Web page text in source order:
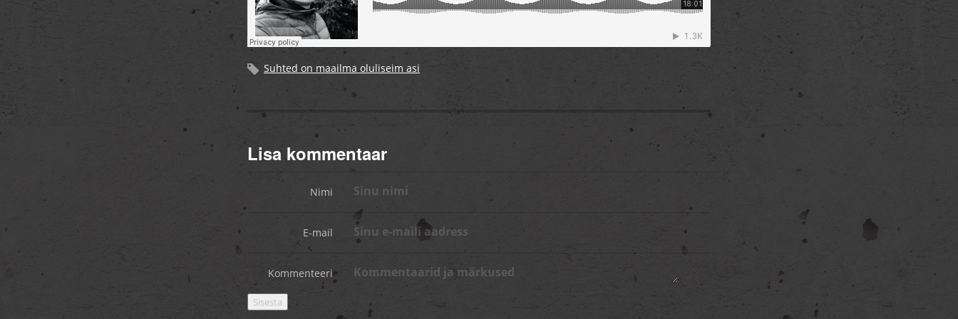
Suhted on maailma oluliseim asi
Lisa kommentaar
Nimi
E-mail
Kommenteeri